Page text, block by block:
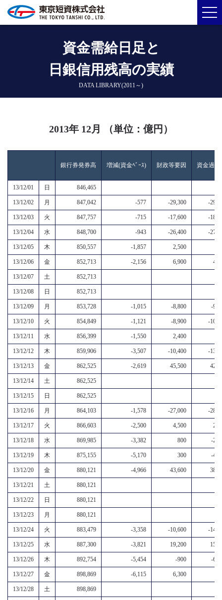
資金需給日足と
日銀信用残高の実績
DATA LIBRARY(2011～)
2013年 12月 （単位：億円）
銀行券発券高 増減(資金ﾍﾞｰｽ) 財政等要因 資金過不
13/12/01 日 846,465
13/12/02 月 847,042 -577 -29,300 -
13/12/03 火 847,757 -715 -17,600 -
13/12/04 水 848,700 -943 -26,400 -
13/12/05 木 850,557 -1,857 2,500
13/12/06 金 852,713 -2,156 6,900
13/12/07 土 852,713
13/12/08 日 852,713
13/12/09 月 853,728 -1,015 -8,800 -
13/12/10 火 854,849 -1,121 -8,900 -
13/12/11 水 856,399 -1,550 2,400
13/12/12 木 859,906 -3,507 -10,400 -
13/12/13 金 862,525 -2,619 45,500
13/12/14 土 862,525
13/12/15 日 862,525
13/12/16 月 864,103 -1,578 -27,000 -
13/12/17 火 866,603 -2,500 4,500
13/12/18 水 869,985 -3,382 800 -
13/12/19 木 875,155 -5,170 300 -
13/12/20 金 880,121 -4,966 43,600
13/12/21 土 880,121
13/12/22 日 880,121
13/12/23 月 880,121
13/12/24 火 883,479 -3,358 -10,600 -
13/12/25 水 887,300 -3,821 19,200
13/12/26 木 892,754 -5,454 -900 -
13/12/27 金 898,869 -6,115 6,300
13/12/28 土 898,869